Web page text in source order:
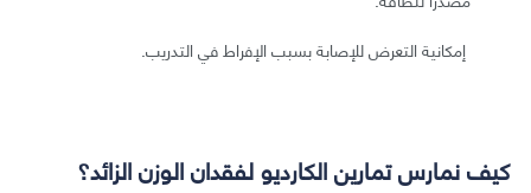
إمكانية التعرض للإصابة بسبب الإفراط في التدريب.
كيف نمارس تمارين الكارديو لفقدان الوزن الزائد؟